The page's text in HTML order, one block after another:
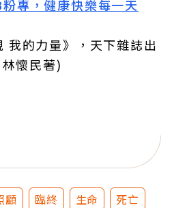
專，健康快樂每一天
我的力量》，天下雜誌出
懷民著)
顧 臨終 生命
死亡